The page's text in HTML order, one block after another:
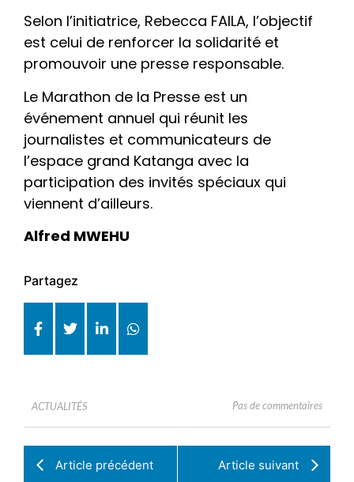
Selon l’initiatrice, Rebecca FAILA, l’objectif
est celui de renforcer la solidarité et
promouvoir une presse responsable.
Le Marathon de la Presse est un
événement annuel qui réunit les
journalistes et communicateurs de
l’espace grand Katanga avec la
participation des invités spéciaux qui
viennent d’ailleurs.
Alfred MWEHU
Partagez
ACTUALITÉS Pas de commentaires
Article précédent Article suivant